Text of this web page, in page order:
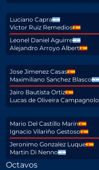
Luciano Capra
Victor Ruiz Remedios
Leonel Daniel Aguirre
Alejandro Arroyo Albert
Jose Jimenez Casas
Maximiliano Sanchez Blasco
Jairo Bautista Ortiz
Lucas de Oliveira Campagnolo
Mario Del Castillo Marin
Ignacio Vilariño Gestoso
Jeronimo Gonzalez Luque
Martin Di Nenno
Octavos